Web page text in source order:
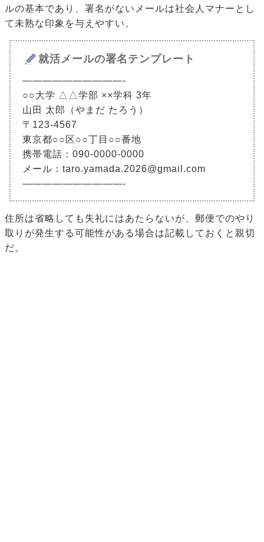
ルの基本であり、署名がないメールは社会人マナーとし
て未熟な印象を与えやすい。
就活メールの署名テンプレート
——————————-
○○大学 △△学部 ××学科 3年
山田 太郎（やまだ たろう）
〒123-4567
東京都○○区○○丁目○○番地
携帯電話：090-0000-0000
メール：taro.yamada.2026@gmail.com
——————————-
住所は省略しても失礼にはあたらないが、郵便でのやり
取りが発生する可能性がある場合は記載しておくと親切
だ。